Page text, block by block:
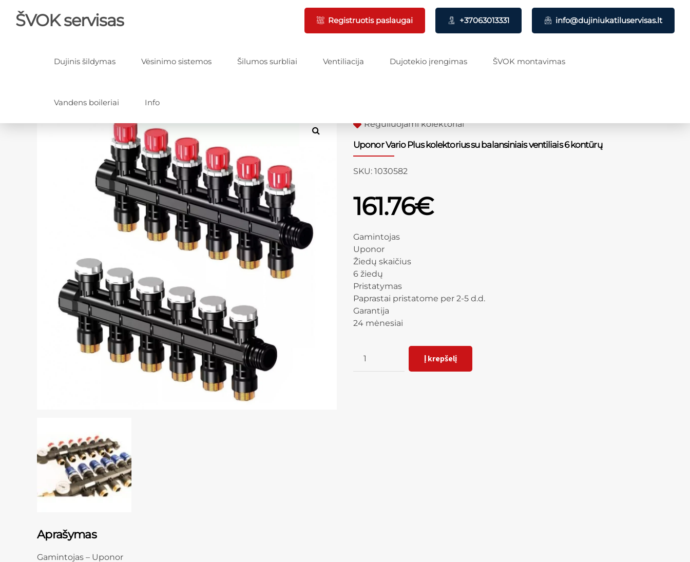
ŠVOK servisas Registruotis paslaugai +37063013331 info@dujiniukatiluservisas.lt
Dujinis šildymas Vėsinimo sistemos Šilumos surbliai Ventiliacija Dujotekio įrengimas ŠVOK montavimas
Vandens boileriai Info
Reguliuojami kolektoriai
Uponor Vario Plus kolektorius su balansiniais ventiliais 6 kontūrų
SKU: 1030582
161.76€
Gamintojas
Uponor
Žiedų skaičius
6 žiedų
Pristatymas
Paprastai pristatome per 2-5 d.d.
Garantija
24 mėnesiai
Į krepšelį
Aprašymas
Gamintojas – Uponor